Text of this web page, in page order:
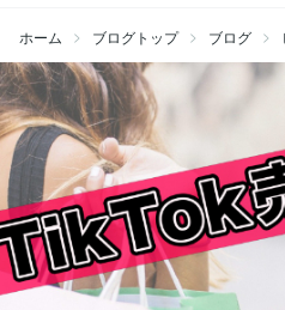
ホーム ブログトップ ブログ